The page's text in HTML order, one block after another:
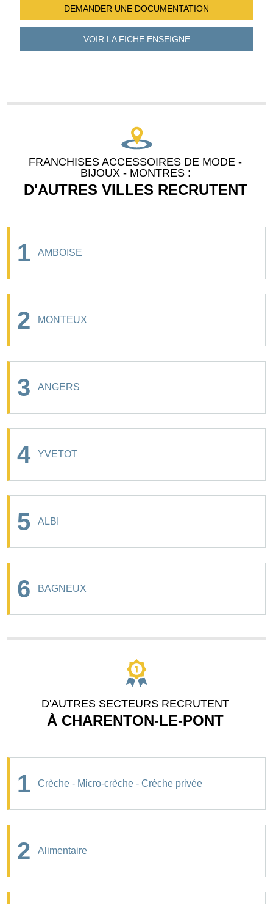
DEMANDER UNE DOCUMENTATION
VOIR LA FICHEENSEIGNE
FRANCHISES ACCESSOIRES DE MODE -
BIJOUX - MONTRES :
D'AUTRES VILLES RECRUTENT
1 AMBOISE
2 MONTEUX
3 ANGERS
4 YVETOT
5 ALBI
6 BAGNEUX
D'AUTRES SECTEURS RECRUTENT
À CHARENTON-LE-PONT
1 Crèche - Micro-crèche - Crèche privée
2 Alimentaire